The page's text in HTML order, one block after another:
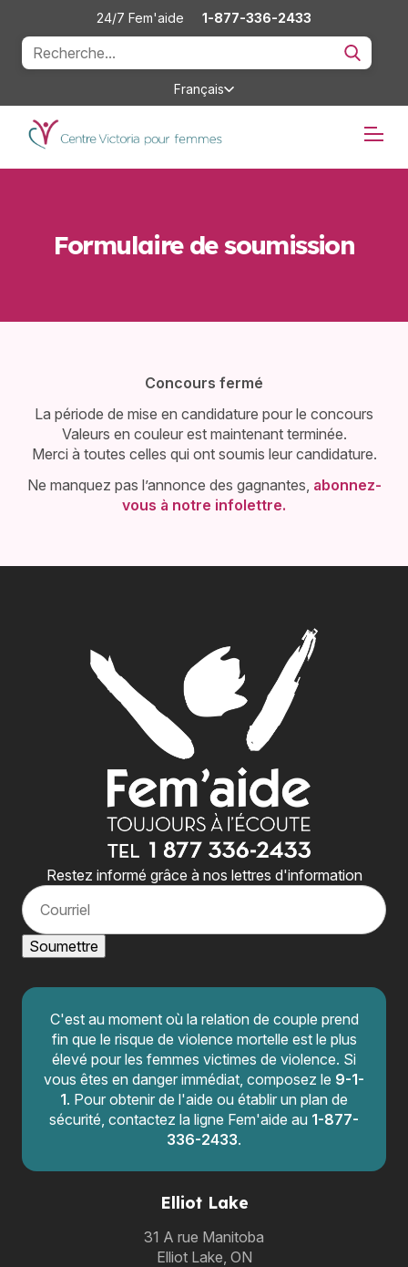
24/7 Fem'aide 1-877-336-2433
Français
Formulaire de soumission
Concours fermé
La période de mise en candidature pour le concours
Valeurs en couleur est maintenant terminée.
Merci à toutes celles qui ont soumis leur candidature.
Ne manquez pas l’annonce des gagnantes, abonnez-
vous à notre infolettre.
Restez informé grâce à nos lettres d'information
C
o
u
r
e
Soumettre
C'est au moment où la relation de couple prend
fin que le risque de violence mortelle est le plus
élevé pour les femmes victimes de violence. Si
vous êtes en danger immédiat, composez le 9-1-
1. Pour obtenir de l'aide ou établir un plan de
sécurité, contactez la ligne Fem'aide au 1-877-
336-2433.
Elliot Lake
31 A rue Manitoba
Elliot Lake, ON